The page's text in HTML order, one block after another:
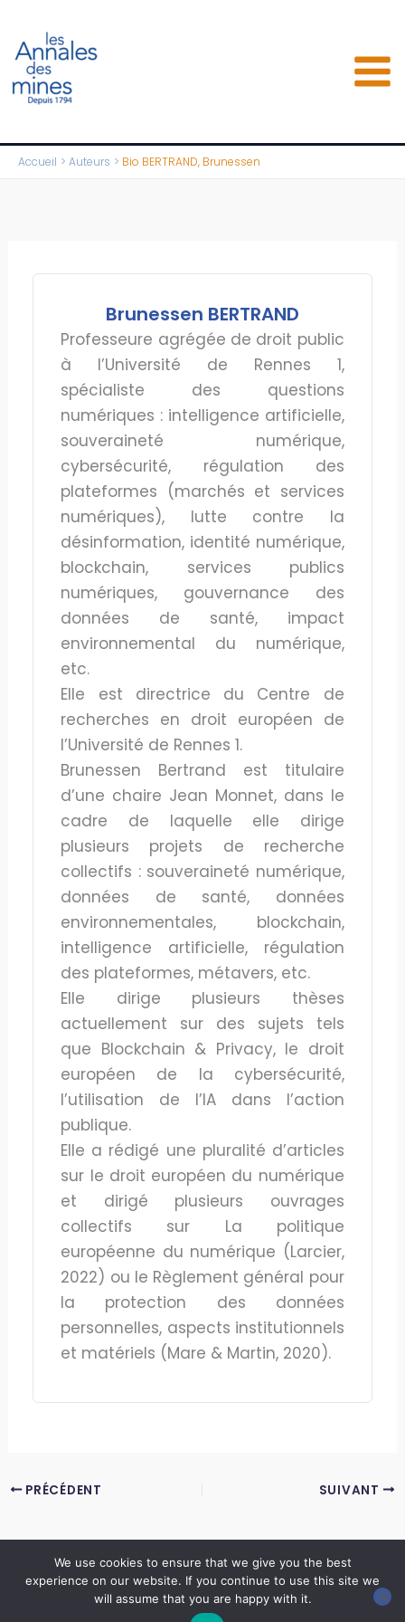
contenu
Accueil Auteurs Bio BERTRAND, Brunessen
Brunessen BERTRAND
Professeure agrégée de droit public
à l’Université de Rennes 1,
spécialiste des questions
numériques : intelligence artificielle,
souveraineté numérique,
cybersécurité, régulation des
plateformes (marchés et services
numériques), lutte contre la
désinformation, identité numérique,
blockchain, services publics
numériques, gouvernance des
données de santé, impact
environnemental du numérique,
etc.
Elle est directrice du Centre de
recherches en droit européen de
l’Université de Rennes 1.
Brunessen Bertrand est titulaire
d’une chaire Jean Monnet, dans le
cadre de laquelle elle dirige
plusieurs projets de recherche
collectifs : souveraineté numérique,
données de santé, données
environnementales, blockchain,
intelligence artificielle, régulation
des plateformes, métavers, etc.
Elle dirige plusieurs thèses
actuellement sur des sujets tels
que Blockchain & Privacy, le droit
européen de la cybersécurité,
l’utilisation de l’IA dans l’action
publique.
Elle a rédigé une pluralité d’articles
sur le droit européen du numérique
et dirigé plusieurs ouvrages
collectifs sur La politique
européenne du numérique (Larcier,
2022) ou le Règlement général pour
la protection des données
personnelles, aspects institutionnels
et matériels (Mare & Martin, 2020).
PRÉCÉDENT SUIVANT
Copyright © 2026 LES ANNALES DES MINES | Powered byThème WordPress Astra
We use cookies to ensure that we give you the best
experience on our website. If you continue to use this site we
will assume that you are happy with it.